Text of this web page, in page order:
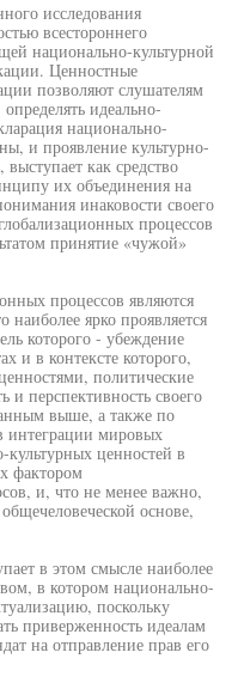
исследования
всестороннего
национально-культурной
Ценностные
позволяют слушателям
идеально-
национально-
и проявление культурно-
как средство
их объединения на
инаковости своего
процессов
принятие «чужой»
процессов являются
ярко проявляется
которого - убеждение
и в контексте которого,
политические
и перспективность своего
выше, а также по
интеграции мировых
культурных ценностей в
фактором
и, что не менее важно,
основе,
в этом смысле наиболее
в котором национально-
поскольку
приверженность идеалам
на отправление прав его